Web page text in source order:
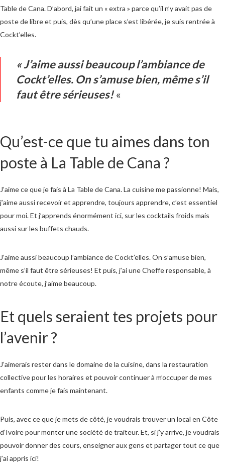
Table de Cana. D’abord, jai fait un « extra » parce qu’il n’y avait pas de
poste de libre et puis, dès qu’une place s’est libérée, je suis rentrée à
Cockt’elles.
« J’aime aussi beaucoup l’ambiance de
Cockt’elles. On s’amuse bien, même s’il
faut être sérieuses!«
Qu’est-ce que tu aimes dans ton
poste à La Table de Cana ?
J’aime ce que je fais à La Table de Cana. La cuisine me passionne! Mais,
j’aime aussi recevoir et apprendre, toujours apprendre, c’est essentiel
pour moi. Et j’apprends énormément ici, sur les cocktails froids mais
aussi sur les buffets chauds.
J’aime aussi beaucoup l’ambiance de Cockt’elles. On s’amuse bien,
même s’il faut être sérieuses! Et puis, j’ai une Cheffe responsable, à
notre écoute, j’aime beaucoup.
Et quels seraient tes projets pour
l’avenir ?
J’aimerais rester dans le domaine de la cuisine, dans la restauration
collective pour les horaires et pouvoir continuer à m’occuper de mes
enfants comme je fais maintenant.
Puis, avec ce que je mets de côté, je voudrais trouver un local en Côte
d’Ivoire pour monter une société de traiteur. Et, si j’y arrive, je voudrais
pouvoir donner des cours, enseigner aux gens et partager tout ce que
j’ai appris ici!